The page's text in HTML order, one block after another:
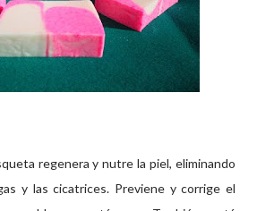
regenera y nutre la piel, eliminando
y las cicatrices. Previene y corrige el